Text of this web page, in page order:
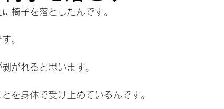
椅子を落としたんです。
。
がれると思います。
を身体で受け止めているんです。